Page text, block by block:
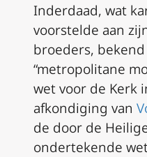
Inderdaad, wat
voorstelde aan
broeders,
“metropolitane
wet voor de Kerk
afkondiging van
de door de
ondertekende